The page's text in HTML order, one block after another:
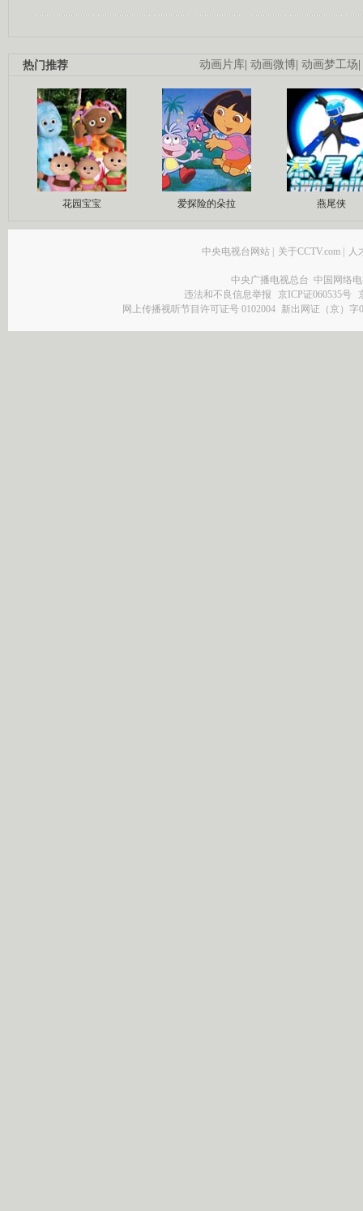
动画片库 动画微博 动画梦工场
热门推荐
花园宝宝 爱探险的朵拉 燕尾侠
中央电视台网站 关于CCTV.com 人
中央广播电视总台 中国网络
违法和不良信息举报
京ICP证060535号
网上传播视听节目许可证号 0102004 新出网证（京）